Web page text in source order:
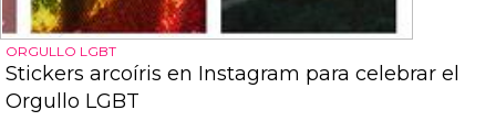
ORGULLO LGBT
Stickers arcoíris en Instagram para celebrar el
Orgullo LGBT